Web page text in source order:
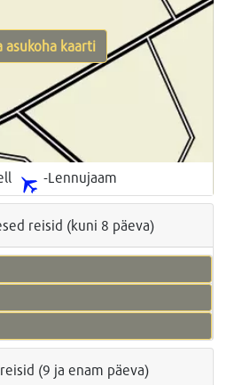
-Lennujaam
asukoha kaarti
reisid (kuni 8 päeva)
(9 ja enam päeva)